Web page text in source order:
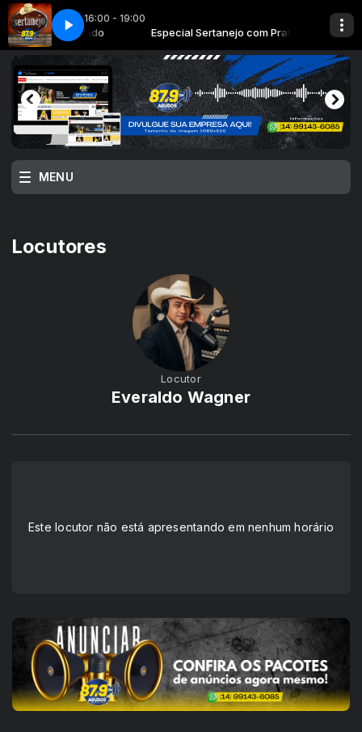
16:00 - 19:00
com Prateado Especial Sertanejo com Prateado
city Melhor rolꠤa city
MENU
Locutores
Locutor
Everaldo Wagner
Este locutor não está apresentando em nenhum horário